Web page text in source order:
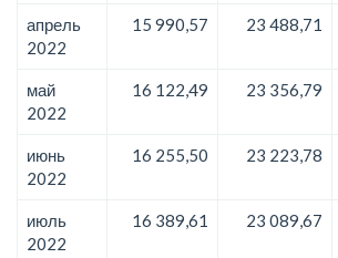
апрель
2022
15 990,57 23 488,71
май
2022
16 122,49 23 356,79
июнь
2022
16 255,50 23 223,78
июль
2022
16 389,61 23 089,67